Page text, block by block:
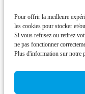
Pour offrir la meilleure
les cookies pour stocker et/
Si vous refusez ou retirez
ne pas fonctionner
Plus d'information sur notre
Nos vidéos
L’ancien site du
ACTUALITÉS
Campagnes